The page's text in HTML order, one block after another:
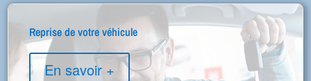
Reprise de votre véhicule
En savoir +